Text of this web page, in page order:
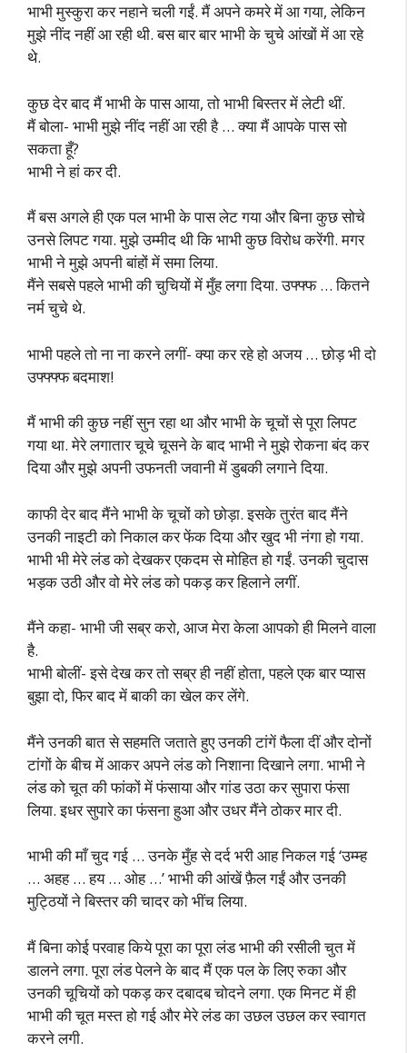
भाभी मुस्कुरा कर नहाने चली गईं. मैं अपने कमरे में आ गया, लेकिन
मुझे नींद नहीं आ रही थी. बस बार बार भाभी के चुचे आंखों में आ रहे
थे.
कुछ देर बाद मैं भाभी के पास आया, तो भाभी बिस्तर में लेटी थीं.
मैं बोला- भाभी मुझे नींद नहीं आ रही है … क्या मैं आपके पास सो
सकता हूँ?
भाभी ने हां कर दी.
मैं बस अगले ही एक पल भाभी के पास लेट गया और बिना कुछ सोचे
उनसे लिपट गया. मुझे उम्मीद थी कि भाभी कुछ विरोध करेंगी. मगर
भाभी ने मुझे अपनी बांहों में समा लिया.
मैंने सबसे पहले भाभी की चुचियों में मुँह लगा दिया. उफ्फ्फ … कितने
नर्म चुचे थे.
भाभी पहले तो ना ना करने लगीं- क्या कर रहे हो अजय … छोड़ भी दो
उफ्फ्फ्फ बदमाश!
मैं भाभी की कुछ नहीं सुन रहा था और भाभी के चूचों से पूरा लिपट
गया था. मेरे लगातार चूचे चूसने के बाद भाभी ने मुझे रोकना बंद कर
दिया और मुझे अपनी उफनती जवानी में डुबकी लगाने दिया.
काफी देर बाद मैंने भाभी के चूचों को छोड़ा. इसके तुरंत बाद मैंने
उनकी नाइटी को निकाल कर फेंक दिया और खुद भी नंगा हो गया.
भाभी भी मेरे लंड को देखकर एकदम से मोहित हो गईं. उनकी चुदास
भड़क उठी और वो मेरे लंड को पकड़ कर हिलाने लगीं.
मैंने कहा- भाभी जी सब्र करो, आज मेरा केला आपको ही मिलने वाला
है.
भाभी बोलीं- इसे देख कर तो सब्र ही नहीं होता, पहले एक बार प्यास
बुझा दो, फिर बाद में बाकी का खेल कर लेंगे.
मैंने उनकी बात से सहमति जताते हुए उनकी टांगें फैला दीं और दोनों
टांगों के बीच में आकर अपने लंड को निशाना दिखाने लगा. भाभी ने
लंड को चूत की फांकों में फंसाया और गांड उठा कर सुपारा फंसा
लिया. इधर सुपारे का फंसना हुआ और उधर मैंने ठोकर मार दी.
भाभी की माँ चुद गई … उनके मुँह से दर्द भरी आह निकल गई ‘उम्म्ह
… अहह … हय … ओह …’ भाभी की आंखें फ़ैल गईं और उनकी
मुट्ठियों ने बिस्तर की चादर को भींच लिया.
मैं बिना कोई परवाह किये पूरा का पूरा लंड भाभी की रसीली चुत में
डालने लगा. पूरा लंड पेलने के बाद मैं एक पल के लिए रुका और
उनकी चूचियों को पकड़ कर दबादब चोदने लगा. एक मिनट में ही
भाभी की चूत मस्त हो गई और मेरे लंड का उछल उछल कर स्वागत
करने लगी.